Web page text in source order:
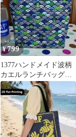
¥799
1377ハンドメイド波柄
カエルランチバッグト
ートバッグお散歩コン
ビニジム